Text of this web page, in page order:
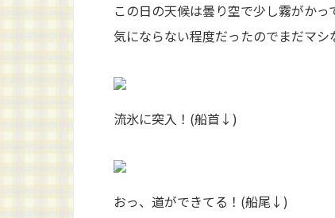
この日の天候は曇り空で少し霧がか
気にならない程度だったのでまだマシ
流氷に突入！(船首↓)
おっ、道ができてる！(船尾↓)